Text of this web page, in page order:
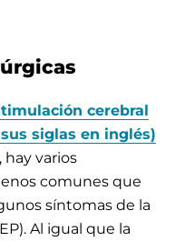
cerebral
siglas en inglés)
varios
comunes que
síntomas de la
Al igual que la